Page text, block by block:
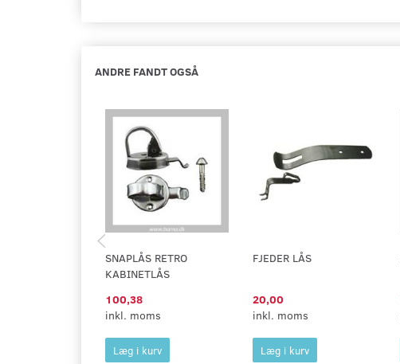
ANDRE FANDT OGSÅ
SNAPLÅS RETRO
KABINETLÅS
100,38
inkl. moms
Læg i kurv
FJEDER LÅS
20,00
inkl. moms
Læg i kurv